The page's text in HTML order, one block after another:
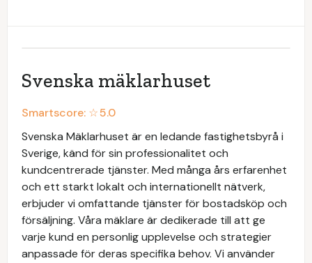
Svenska mäklarhuset
Smartscore: ☆5.0
Svenska Mäklarhuset är en ledande fastighetsbyrå i
Sverige, känd för sin professionalitet och
kundcentrerade tjänster. Med många års erfarenhet
och ett starkt lokalt och internationellt nätverk,
erbjuder vi omfattande tjänster för bostadsköp och
försäljning. Våra mäklare är dedikerade till att ge
varje kund en personlig upplevelse och strategier
anpassade för deras specifika behov. Vi använder